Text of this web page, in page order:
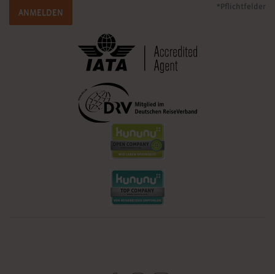
ANMELDEN
*Pflichtfelder